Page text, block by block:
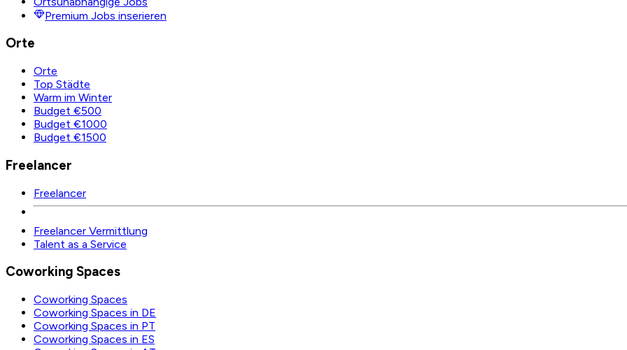
Premium Jobs inserieren
Orte
Orte
Top Städte
Warm im Winter
Budget €500
Budget €1000
Budget €1500
Freelancer
Freelancer
Freelancer Vermittlung
Talent as a Service
Coworking Spaces
Coworking Spaces
Coworking Spaces in DE
Coworking Spaces in PT
Coworking Spaces in ES